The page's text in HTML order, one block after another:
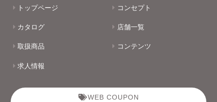
トップページ コンセプト
カタログ 店舗一覧
取扱商品 コンテンツ
求人情報
WEB COUPON